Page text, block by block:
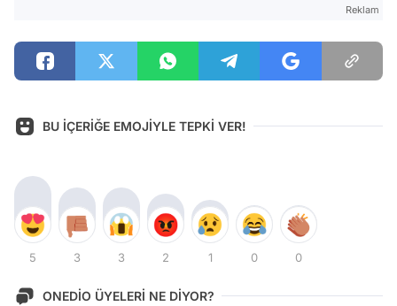
Reklam
BU İÇERİĞE EMOJİYLE TEPKİ VER!
5 3 3 2 1 0 0
ONEDİO ÜYELERİ NE DİYOR?